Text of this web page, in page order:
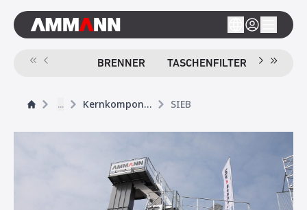
BRENNER TASCHENFILTER SIEB
... Kernkomponenten SIEB